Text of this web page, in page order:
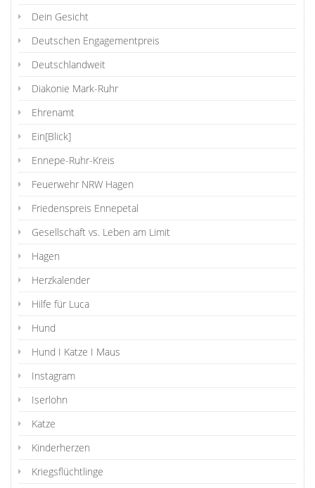
Dein Gesicht
Deutschen Engagementpreis
Deutschlandweit
Diakonie Mark-Ruhr
Ehrenamt
Ein[Blick]
Ennepe-Ruhr-Kreis
Feuerwehr NRW Hagen
Friedenspreis Ennepetal
Gesellschaft vs. Leben am Limit
Hagen
Herzkalender
Hilfe für Luca
Hund
Hund I Katze I Maus
Instagram
Iserlohn
Katze
Kinderherzen
Kriegsflüchtlinge